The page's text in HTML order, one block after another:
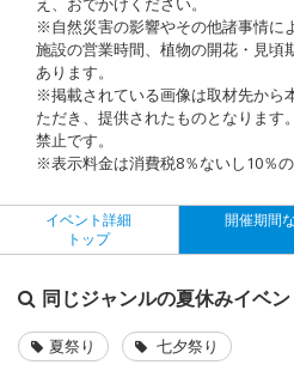
※自然災害の影響やその他諸事情に
施設の営業時間、植物の開花・見頃
あります。
※掲載されている画像は取材先から
ただき、提供されたものとなります
禁止です。
※表示料金は消費税8％ないし10％の
イベント詳細
トップ
開催期間
同じジャンルの夏休みイベン
夏祭り 七夕祭り